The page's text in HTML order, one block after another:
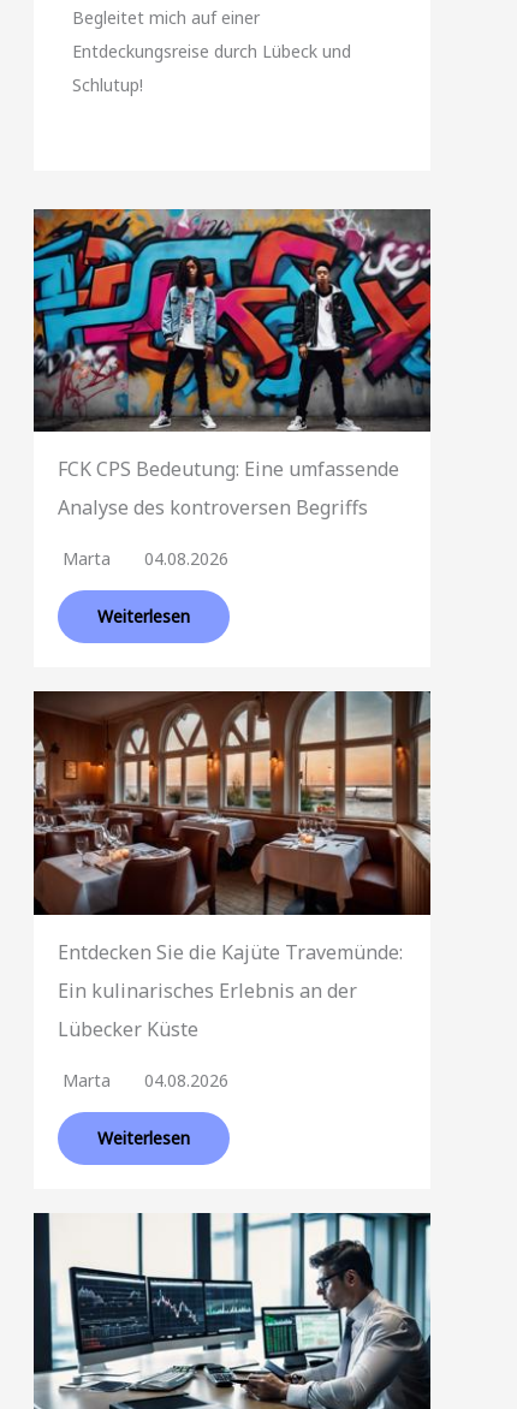
Begleitet mich auf einer
Entdeckungsreise durch Lübeck und
Schlutup!
FCK CPS Bedeutung: Eine umfassende
Analyse des kontroversen Begriffs
Marta 04.08.2026
Weiterlesen
Entdecken Sie die Kajüte Travemünde:
Ein kulinarisches Erlebnis an der
Lübecker Küste
Marta 04.08.2026
Weiterlesen